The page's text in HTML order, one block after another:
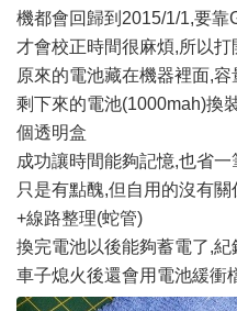
機都會回歸到2015/1/1,要
才會校正時間很麻煩,所以打
原來的電池藏在機器裡面,
剩下來的電池(1000mah)換
個透明盒
成功讓時間能夠記憶,也省
只是有點醜,但自用的沒有
+線路整理(蛇管)
換完電池以後能夠蓄電了,
車子熄火後還會用電池緩衝